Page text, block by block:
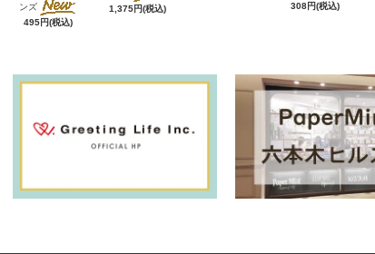
ンズ
495円(税込)
1,375円(税込)
308円(税込)